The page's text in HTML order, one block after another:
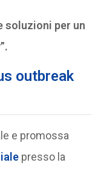
soluzioni per un
outbreak
e promossa
presso la